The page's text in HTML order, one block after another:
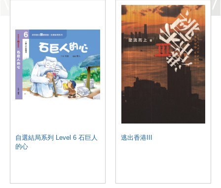
自選結局系列 Level 6 石巨人
的心
逃出香港III